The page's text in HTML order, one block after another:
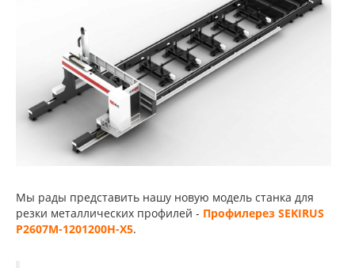
Мы рады представить нашу новую модель станка для
резки металлических профилей - Профилерез SEKIRUS
P2607M-1201200H-X5.